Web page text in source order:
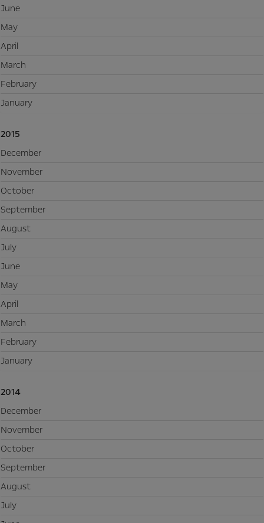
June
May
April
March
February
January
2015
December
November
October
September
August
July
June
May
April
March
February
January
2014
December
November
October
September
August
July